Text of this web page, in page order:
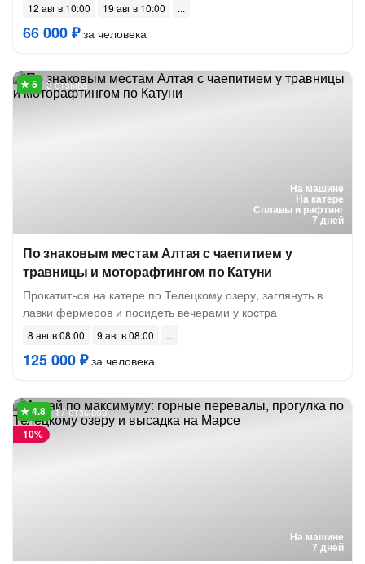
12 авг в 10:00 19 авг в 10:00
66 000 ₽за человека
На машине
На катере
Сплавы и рафтинг
7 дней
3 отзыва
По знаковым местам Алтая с чаепитием у
травницы и моторафтингом по Катуни
Прокатиться на катере по Телецкому озеру, заглянуть в
лавки фермеров и посидеть вечерами у костра
8 авг в 08:00 9 авг в 08:00
125 000 ₽за человека
На машине
7 дней
-10%
17 отзывов